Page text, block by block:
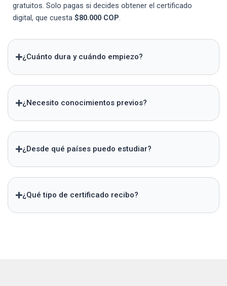
gratuitos. Solo pagas si decides obtener el certificado
digital, que cuesta $80.000 COP
¿Cuánto dura y cuándo empiezo?
¿Necesito conocimientos previos?
¿Desde qué países puedo estudiar?
¿Qué tipo de certificado recibo?